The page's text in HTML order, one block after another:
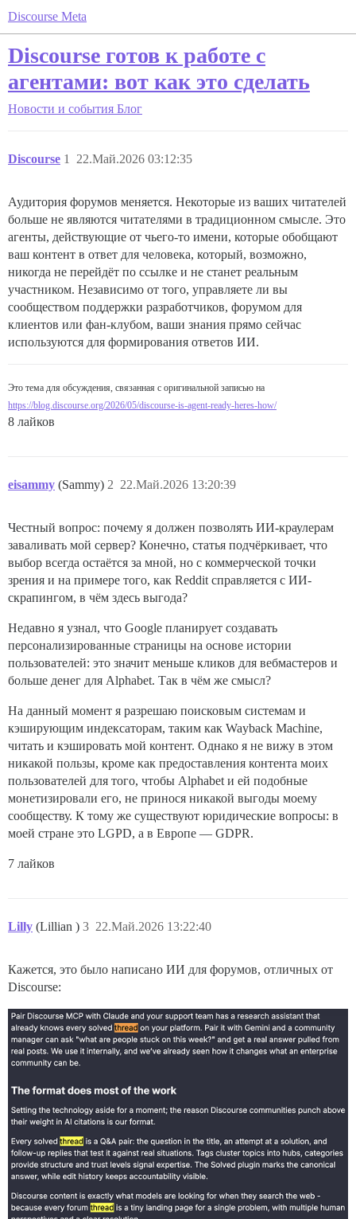
Discourse Meta
Discourse готов к работе с
агентами: вот как это сделать
Новости и события Блог
Discourse 22.Май.2026 03:12:35
1
Аудитория форумов меняется. Некоторые из ваших читателей
больше не являются читателями в традиционном смысле. Это
агенты, действующие от чьего-то имени, которые обобщают
ваш контент в ответ для человека, который, возможно,
никогда не перейдёт по ссылке и не станет реальным
участником. Независимо от того, управляете ли вы
сообществом поддержки разработчиков, форумом для
клиентов или фан-клубом, ваши знания прямо сейчас
используются для формирования ответов ИИ.
Это тема для обсуждения, связанная с оригинальной записью на
https://blog.discourse.org/2026/05/discourse-is-agent-ready-heres-how/
8 лайков
eisammy (Sammy) 22.Май.2026 13:20:39
2
Честный вопрос: почему я должен позволять ИИ-краулерам
заваливать мой сервер? Конечно, статья подчёркивает, что
выбор всегда остаётся за мной, но с коммерческой точки
зрения и на примере того, как Reddit справляется с ИИ-
скрапингом, в чём здесь выгода?
Недавно я узнал, что Google планирует создавать
персонализированные страницы на основе истории
пользователей: это значит меньше кликов для вебмастеров и
больше денег для Alphabet. Так в чём же смысл?
На данный момент я разрешаю поисковым системам и
кэширующим индексаторам, таким как Wayback Machine,
читать и кэшировать мой контент. Однако я не вижу в этом
никакой пользы, кроме как предоставления контента моих
пользователей для того, чтобы Alphabet и ей подобные
монетизировали его, не принося никакой выгоды моему
сообществу. К тому же существуют юридические вопросы: в
моей стране это LGPD, а в Европе — GDPR.
7 лайков
Lilly (Lillian ) 22.Май.2026 13:22:40
3
Кажется, это было написано ИИ для форумов, отличных от
Discourse: